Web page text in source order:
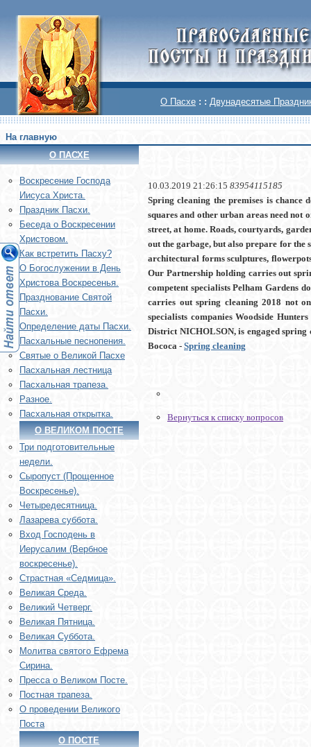
О Пасхе : : Двунадесятые
На главную
О ПАСХЕ
Воскреcение Господа
Иисуса Христа.
Праздник Пасхи.
Беседа о Воскресении
Христовом.
Как встретить Пасху?
О Богослужении в День
Христова Воскресенья.
Празднование Святой
Пасхи.
Определение даты Пасхи.
Пасхальные песнопения.
Святые о Великой Пасхе
Пасхальная лестница
Пасхальная трапеза.
Разное.
Пасхальная открытка.
О ВЕЛИКОМ ПОСТЕ
Три подготовительные
недели.
Сыропуст (Прощенное
Воскресенье).
Четыредесятница.
Лазарева суббота.
Вход Господень в
Иерусалим (Вербное
воскресенье).
Страстная «Седмица».
Великая Среда.
Великий Четверг.
Великая Пятница.
Великая Суббота.
Молитва святого Ефрема
Сирина.
Пресса о Великом Посте.
Постная трапеза.
О проведении Великого
Поста
О ПОСТЕ
10.03.2019 21:26:15 83954115185
Spring cleaning the premises is chance
squares and other urban areas need
street, at home. Roads, courtyards,
out the garbage, but also prepare for
architectural forms sculptures,
Our Partnership holding carries out
competent specialists Pelham Gardens
carries out spring cleaning 2018 not
specialists companies Woodside
District NICHOLSON, is engaged spring
Bococa - Spring cleaning
Вернуться к списку вопросов